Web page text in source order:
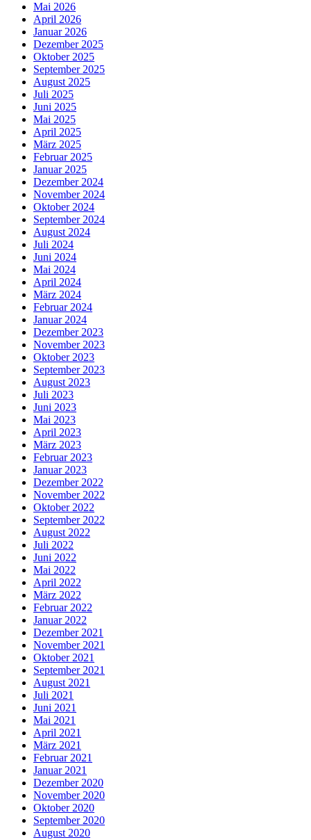
Mai 2026
April 2026
Januar 2026
Dezember 2025
Oktober 2025
September 2025
August 2025
Juli 2025
Juni 2025
Mai 2025
April 2025
März 2025
Februar 2025
Januar 2025
Dezember 2024
November 2024
Oktober 2024
September 2024
August 2024
Juli 2024
Juni 2024
Mai 2024
April 2024
März 2024
Februar 2024
Januar 2024
Dezember 2023
November 2023
Oktober 2023
September 2023
August 2023
Juli 2023
Juni 2023
Mai 2023
April 2023
März 2023
Februar 2023
Januar 2023
Dezember 2022
November 2022
Oktober 2022
September 2022
August 2022
Juli 2022
Juni 2022
Mai 2022
April 2022
März 2022
Februar 2022
Januar 2022
Dezember 2021
November 2021
Oktober 2021
September 2021
August 2021
Juli 2021
Juni 2021
Mai 2021
April 2021
März 2021
Februar 2021
Januar 2021
Dezember 2020
November 2020
Oktober 2020
September 2020
August 2020